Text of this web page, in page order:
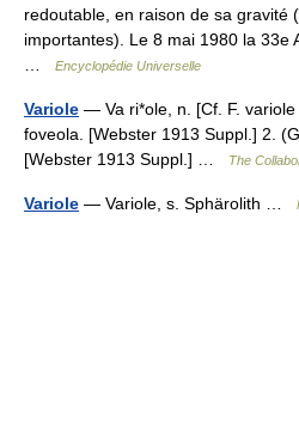
redoutable, en raison de sa gravité
importantes). Le 8 mai 1980 la 33e
Encyclopédie Universelle
Variole — Va ri*ole, n. [Cf. F.
foveola. [Webster 1913 Suppl.] 2.
[Webster 1913 Suppl.] …
The
Variole — Variole, s. Sphärolith …